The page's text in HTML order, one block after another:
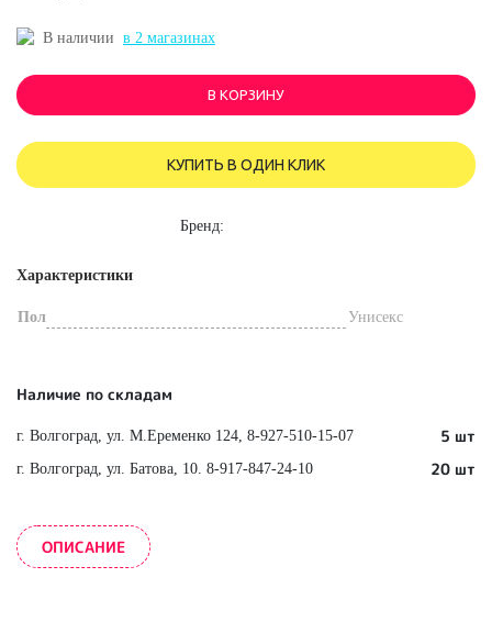
В наличии в 2 магазинах
В КОРЗИНУ
КУПИТЬ В ОДИН КЛИК
Бренд:
Характеристики
Пол Унисекс
Наличие по складам
г. Волгоград, ул. М.Еременко 124, 8-927-510-15-07 5 шт
г. Волгоград, ул. Батова, 10. 8-917-847-24-10 20 шт
ОПИСАНИЕ